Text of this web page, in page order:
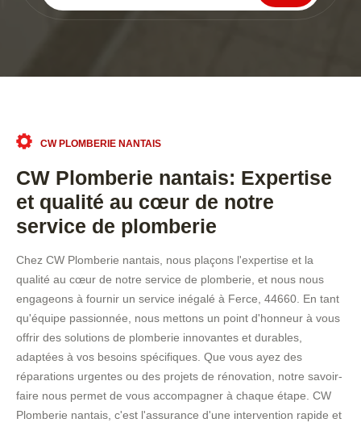
CW PLOMBERIE NANTAIS
CW Plomberie nantais: Expertise
et qualité au cœur de notre
service de plomberie
Chez CW Plomberie nantais, nous plaçons l'expertise et la
qualité au cœur de notre service de plomberie, et nous nous
engageons à fournir un service inégalé à Ferce, 44660. En tant
qu'équipe passionnée, nous mettons un point d'honneur à vous
offrir des solutions de plomberie innovantes et durables,
adaptées à vos besoins spécifiques. Que vous ayez des
réparations urgentes ou des projets de rénovation, notre savoir-
faire nous permet de vous accompagner à chaque étape. CW
Plomberie nantais, c'est l'assurance d'une intervention rapide et